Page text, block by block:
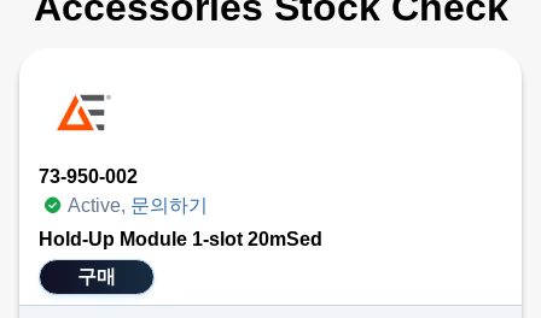
73-950-002
Active, 문의하기
Hold-Up Module 1-slot 20mSed
구매